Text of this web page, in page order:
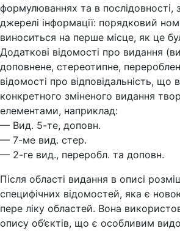
формулюваннях та в послідовності,
джерелі інформації: порядковий
виноситься на перше місце, як це
Додаткові відомості про видання
доповнене, стереотипне,
відомості про відповідальність, що
конкретного зміненого видання
елементами, наприклад:
— Вид. 5-те, доповн.
— 7-ме вид. стер.
— 2-ге вид., переробл. та доповн.
Після області видання в описі
специфічних відомостей, яка є
пере ліку областей. Вона
опису об’єктів, що є особливим